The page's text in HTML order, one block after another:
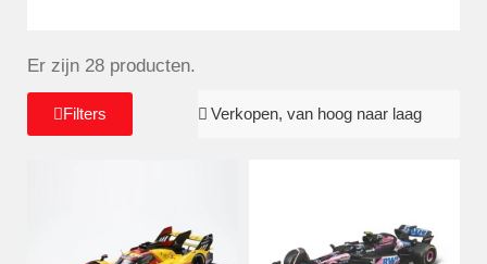
Er zijn 28 producten.
Filters